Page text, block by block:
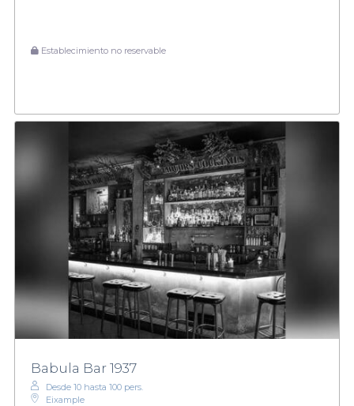
Establecimiento no reservable
Babula Bar 1937
Desde 10 hasta 100 pers.
Eixample